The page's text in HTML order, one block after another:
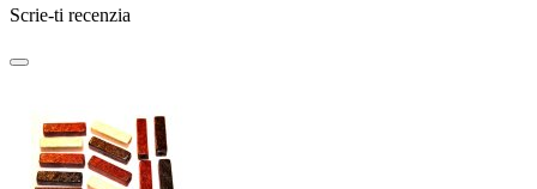
Scrie-ti recenzia